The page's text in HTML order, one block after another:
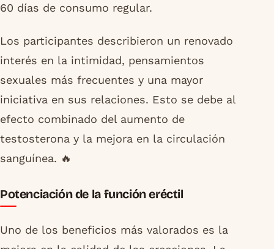
60 días de consumo regular.
Los participantes describieron un renovado
interés en la intimidad, pensamientos
sexuales más frecuentes y una mayor
iniciativa en sus relaciones. Esto se debe al
efecto combinado del aumento de
testosterona y la mejora en la circulación
sanguínea. 🔥
Potenciación de la función eréctil
Uno de los beneficios más valorados es la